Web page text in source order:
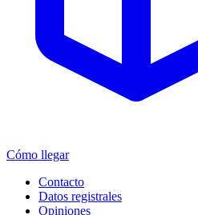
Cómo llegar
Contacto
Datos registrales
Opiniones